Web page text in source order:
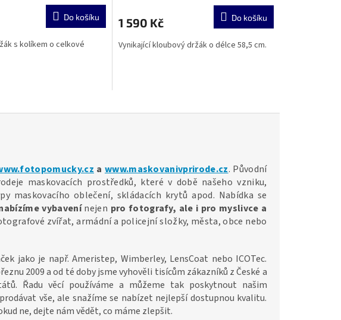
Do košíku
s kolíkem o celkové
1 590 Kč Do košíku
Vynikající kloubový držák o délce 58,5 cm.
a www.maskovanivprirode.cz. Původní
maskovacích prostředků, které v době našeho vzniku,
maskovacího oblečení, skládacích krytů apod. Nabídka se
vybavenínejen pro fotografy, ale i pro myslivce a
zvířat, armádní a policejní složky, města, obce nebo
jako je např. Ameristep, Wimberley, LensCoat nebo ICOTec.
2009 a od té doby jsme vyhověli tisícům zákazníků z České a
Řadu věcí používáme a můžeme tak poskytnout našim
vše, ale snažíme se nabízet nejlepší dostupnou kvalitu.
ne, dejte nám vědět, co máme zlepšit.